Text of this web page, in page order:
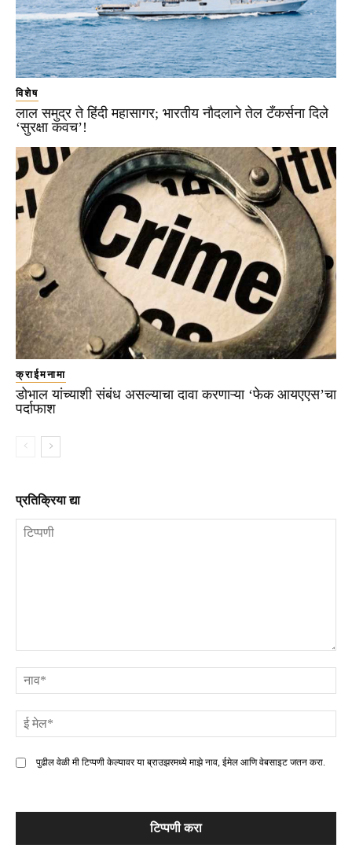
विशेष
लाल समुद्र ते हिंदी महासागर; भारतीय नौदलाने तेल टँकर्सना दिले
‘सुरक्षा कवच’!
क्राईमनामा
डोभाल यांच्याशी संबंध असल्याचा दावा करणाऱ्या ‘फेक आयएएस’चा
पर्दाफाश
प्रतिक्रिया द्या
पुढील वेळी मी टिप्पणी केल्यावर या ब्राउझरमध्ये माझे नाव, ईमेल आणि वेबसाइट जतन करा.